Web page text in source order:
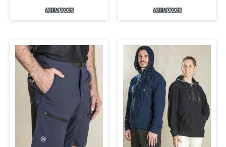
Ver Opções Ver Opções